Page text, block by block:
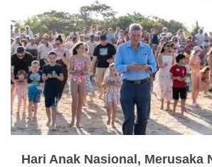
Hari Anak Nasional, Merusaka